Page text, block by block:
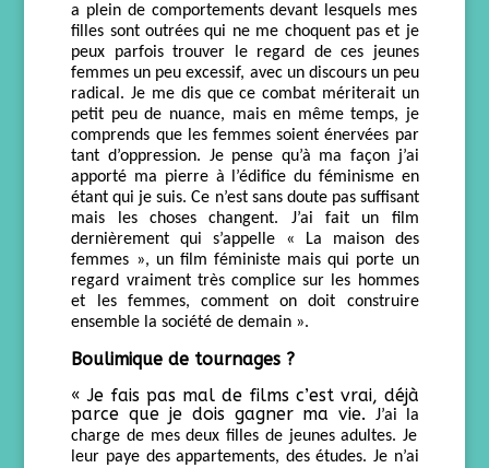
a plein de comportementsdevant lesquels mes
filles sontoutréesqui ne me choquent pas et je
peux parfoistrouver le regard de ces jeunes
femmes un peu excessif, avec un discours un peu
radical.Je me dis quece combat mériterait un
petit peu de nuance, mais en même temps, je
comprends que les femmes soient énervées par
tant d’oppression. Je pense qu’à ma façon j’ai
apporté ma pierre à l’édifice du féminisme en
étant qui je suis. Ce n’est sans doute pas suffisant
mais les choses changent. J’ai fait un film
dernièrement qui s’appelle « La maison des
femmes », un film féministe mais qui porte un
regard vraiment très complice sur les hommes
et les femmes, commenton doit construire
ensemble la société de demain ».
Boulimique de tournages ?
« Je fais pas mal de films c’est vrai, déjà
parce que je dois gagner ma vie.
J’ai
la
chargede mes deux filles de jeunes adultes. Je
leur paye des appartements, des études. Je n’ai